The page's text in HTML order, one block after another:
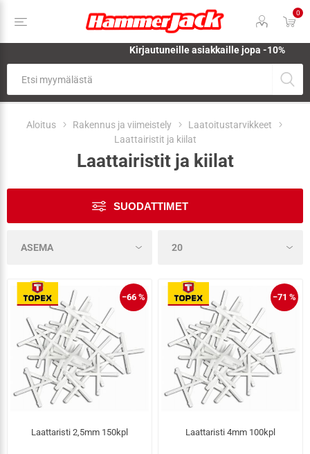
0
Kirjautuneille asiakkaille jopa -10%
Aloitus Rakennus ja viimeistely
Laatoitustarvikkeet
Laattairistit ja kiilat
Laattairistit ja kiilat
SUODATTIMET
−66 %
Laattaristi 2,5mm 150kpl
−71 %
Laattaristi 4mm 100kpl